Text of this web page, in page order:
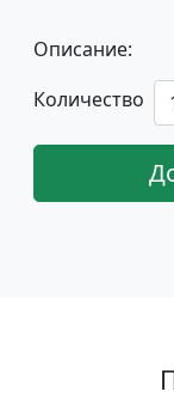
Описание:
Количество